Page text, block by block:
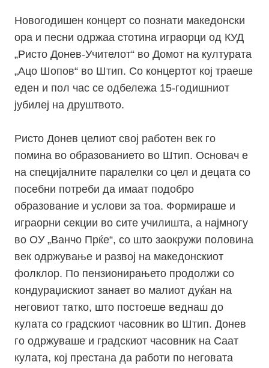
Новогодишен концерт со познати македонски
ора и песни одржаа стотина играорци од КУД
„Ристо Донев-Учителот“ во Домот на културата
„Ацо Шопов“ во Штип. Со концертот кој траеше
еден и пол час се одбележа 15-годишниот
јубилеј на друштвото.
Ристо Донев целиот свој работен век го
помина во образованието во Штип. Основач е
на специјалните паралелки со цел и децата со
посебни потреби да имаат подобро
образование и услови за тоа. Формираше и
играорни секции во сите училишта, а најмногу
во ОУ „Ванчо Прќе“, со што заокружи половина
век одржување и развој на македонскиот
фолклор. По пензионирањето продолжи со
кондураџискиот занает во малиот дуќан на
неговиот татко, што постоеше веднаш до
кулата со градскиот часовник во Штип. Донев
го одржуваше и градскиот часовник на Саат
кулата, кој престана да работи по неговата